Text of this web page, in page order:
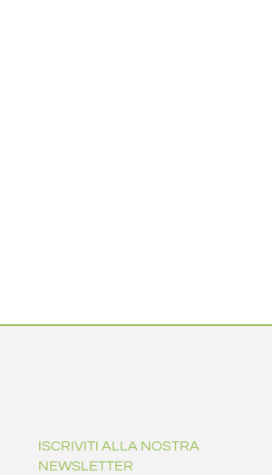
ISCRIVITI ALLA NOSTRA
NEWSLETTER